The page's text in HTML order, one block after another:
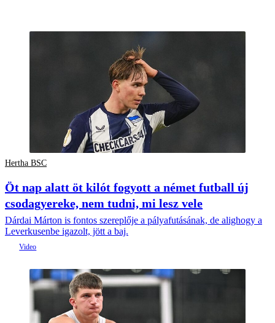
Hertha BSC
Öt nap alatt öt kilót fogyott a német futball új
csodagyereke, nem tudni, mi lesz vele
Dárdai Márton is fontos szereplője a pályafutásának, de alighogy a
Leverkusenbe igazolt, jött a baj.